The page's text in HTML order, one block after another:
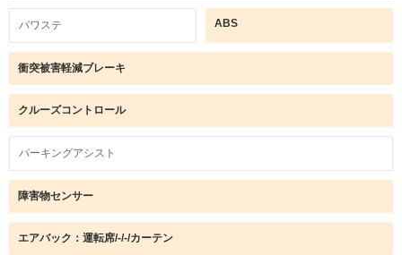
パワステ ABS
衝突被害軽減ブレーキ
クルーズコントロール
パーキングアシスト
障害物センサー
エアバック：運転席/-/-/カーテン